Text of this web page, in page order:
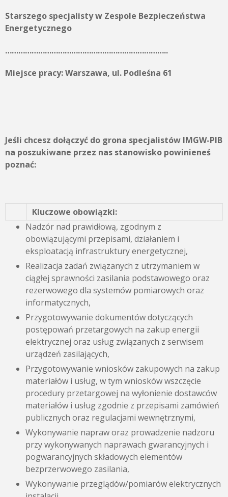
Starszego specjalisty w Zespole Bezpieczeństwa
Energetycznego
………………………………………………………………..
Miejsce pracy:Warszawa, ul. Podleśna 61
Jeśli chcesz dołączyć do grona specjalistów IMGW-PIB
na poszukiwane przez nas stanowisko powinieneś
poznać:
Kluczowe obowiązki:
Nadzór nad prawidłową, zgodnym z
obowiązującymi przepisami, działaniem i
eksploatacją infrastruktury energetycznej,
Realizacja zadań związanych z utrzymaniem w
ciągłej sprawności zasilania podstawowego oraz
rezerwowego dla systemów pomiarowych oraz
informatycznych,
Przygotowywanie dokumentów dotyczących
postępowań przetargowych na zakup energii
elektrycznej oraz usług związanych z serwisem
urządzeń zasilających,
Przygotowywanie wniosków zakupowych na zakup
materiałów i usług, w tym wniosków wszczęcie
procedury przetargowej na wyłonienie dostawców
materiałów i usług zgodnie z przepisami zamówień
publicznych oraz regulacjami wewnętrznymi,
Wykonywanie napraw oraz prowadzenie nadzoru
przy wykonywanych naprawach gwarancyjnych i
pogwarancyjnych składowych elementów
bezprzerwowego zasilania,
Wykonywanie przeglądów/pomiarów elektrycznych